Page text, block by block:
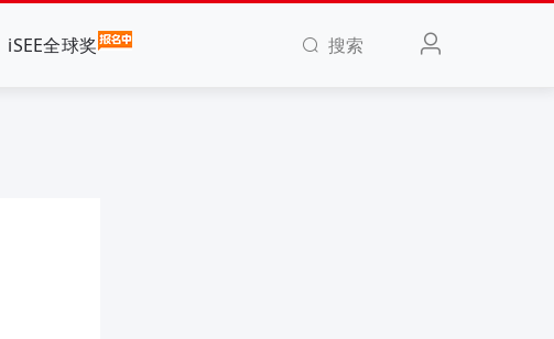
iSEE全球奖 搜索